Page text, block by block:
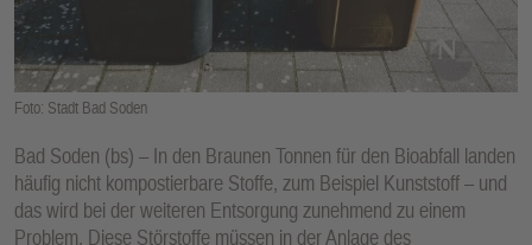
Foto: Stadt Bad Soden
Bad Soden (bs) – In den Braunen Tonnen für den Bioabfall landen
häufig nicht kompostierbare Stoffe, zum Beispiel Kunststoff – und
das wird bei der weiteren Entsorgung zunehmend zu einem
Problem. Diese Störstoffe müssen in der Anlage des